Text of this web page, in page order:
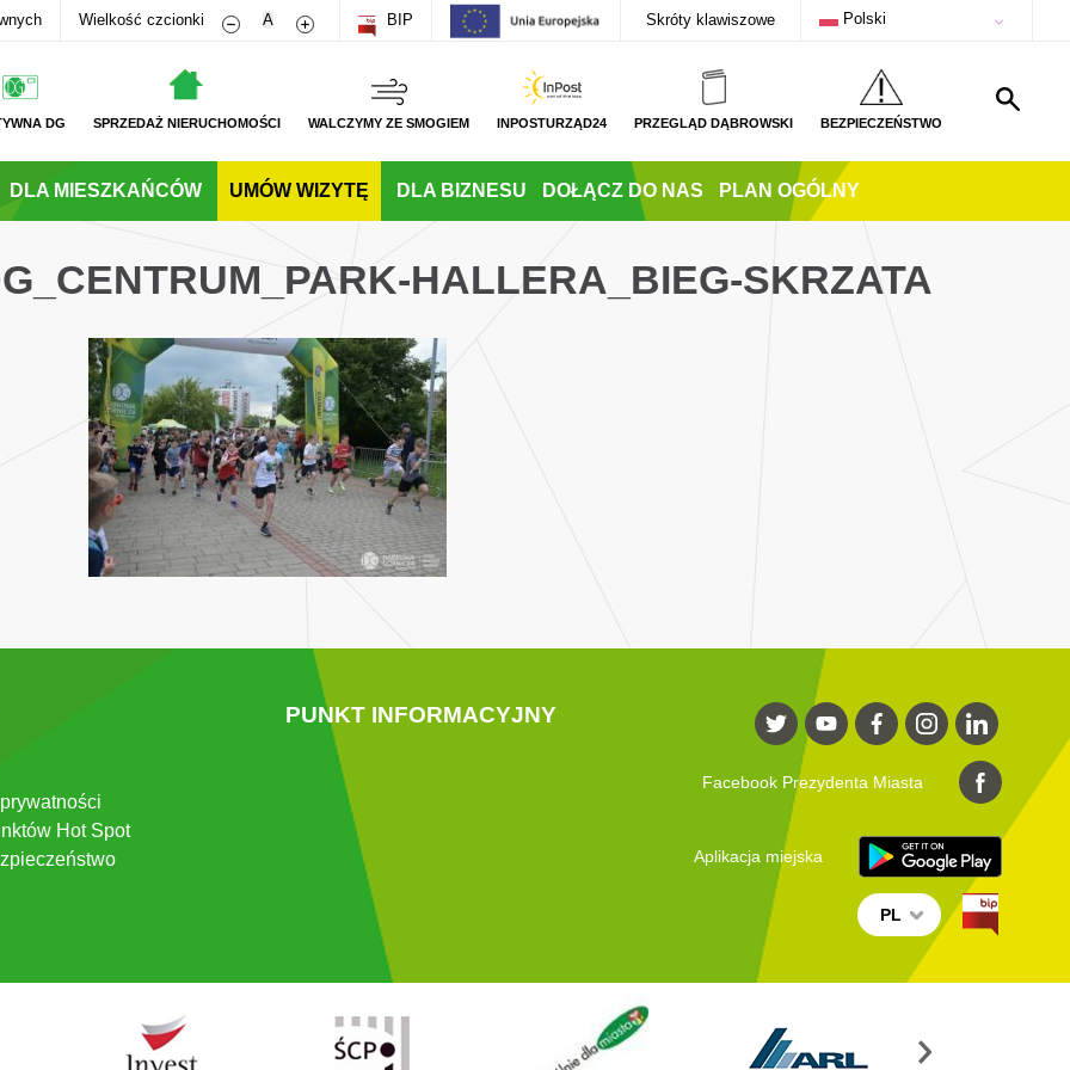
Wielkość czcionki Zmniejsz rozmiar czcionki
A Zwiększ rozmiar czcionki
BIP Skróty klawiszowe Polski
DG SPRZEDAŻ NIERUCHOMOŚCI WALCZYMY ZE SMOGIEM INPOSTURZĄD24 PRZEGLĄD DĄBROWSKI BEZPIECZEŃSTWO
DLA MIESZKAŃCÓW UMÓW WIZYTĘ DLA BIZNESU DOŁĄCZ DO NAS PLAN OGÓLNY
HALLERA_BIEG-SKRZATA
Hot Spot
PUNKT INFORMACYJNY
Facebook Prezydenta Miasta
Aplikacja miejska
PL